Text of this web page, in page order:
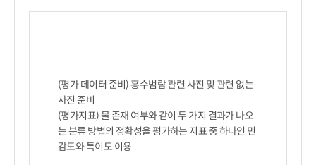
(평가 데이터 준비) 홍수범람 관련 사진 및 관련 없는
사진 준비
(평가지표) 물 존재 여부와 같이 두 가지 결과가 나오
는 분류 방법의 정확성을 평가하는 지표 중 하나인 민
감도와 특이도 이용